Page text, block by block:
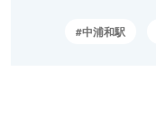
中浦和駅